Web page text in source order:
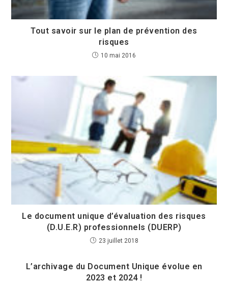
Tout savoir sur le plan de prévention des
risques
10 mai 2016
Le document unique d’évaluation des risques
(D.U.E.R) professionnels (DUERP)
23 juillet 2018
L’archivage du Document Unique évolue en
2023 et 2024 !